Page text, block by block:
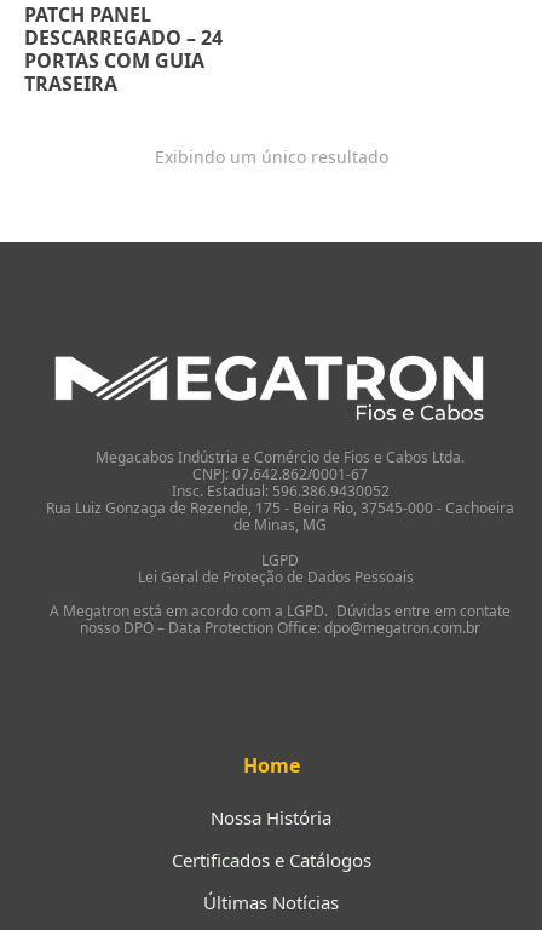
PATCH PANEL
DESCARREGADO – 24
PORTAS COM GUIA
TRASEIRA
Exibindo um único resultado
Megacabos Indústria e Comércio de Fios e Cabos Ltda.
CNPJ: 07.642.862/0001-67
Insc. Estadual: 596.386.9430052
Rua Luiz Gonzaga de Rezende, 175 - Beira Rio, 37545-000 - Cachoeira
de Minas, MG
LGPD
Lei Geral de Proteção de Dados Pessoais
A Megatron está em acordo com a LGPD. Dúvidas entre em contate
nosso DPO – Data Protection Office: dpo@megatron.com.br
Home
Nossa História
Certificados e Catálogos
Últimas Notícias